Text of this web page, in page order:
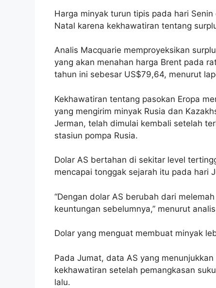
Harga minyak turun tipis pada hari
Natal karena kekhawatiran tentang
Analis Macquarie memproyeksikan
yang akan menahan harga Brent pada
tahun ini sebesar US$79,64, menurut
Kekhawatiran tentang pasokan Eropa
yang mengirim minyak Rusia dan
Jerman, telah dimulai kembali setelah
stasiun pompa Rusia.
Dolar AS bertahan di sekitar level
mencapai tonggak sejarah itu pada hari
“Dengan dolar AS berubah dari
keuntungan sebelumnya,” menurut
Dolar yang menguat membuat minyak
Pada Jumat, data AS yang
kekhawatiran setelah pemangkasan
lalu.